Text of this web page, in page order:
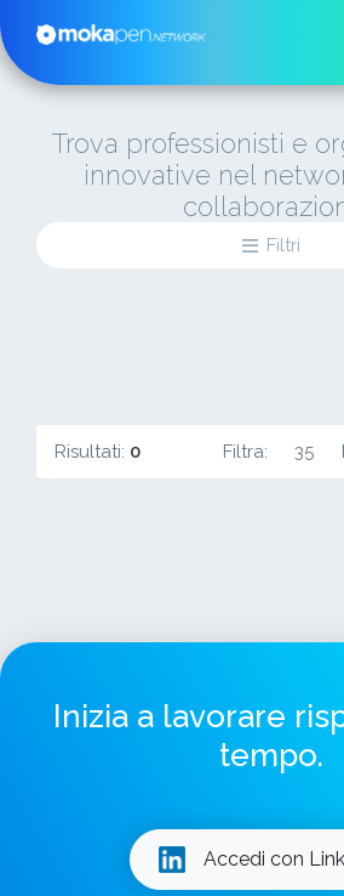
Trova professionisti e
innovative nel
Filtri
Risultati: 0 Filtra: 35
Inizia a lavorare
tempo.
Accedi con